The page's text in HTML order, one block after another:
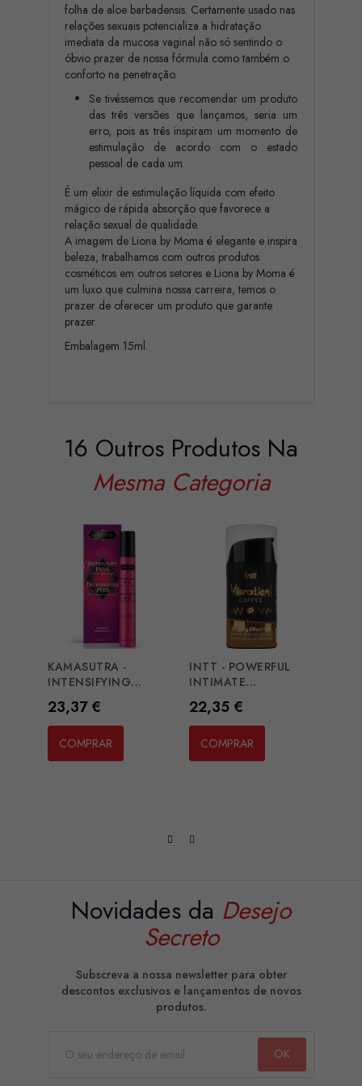
folha de aloe barbadensis. Certamente usado nas
relações sexuais potencializa a hidratação
imediata da mucosa vaginal não só sentindo o
óbvio prazer de nossa fórmula como também o
conforto na penetração.
Se tivéssemos que recomendar um produto
das três versões que lançamos, seria um
erro, pois as três inspiram um momento de
estimulação de acordo com o estado
pessoal de cada um.
É um elixir de estimulação líquida com efeito
mágico de rápida absorção que favorece a
relação sexual de qualidade.
A imagem de Liona by Moma é elegante e inspira
beleza, trabalhamos com outros produtos
cosméticos em outros setores e Liona by Moma é
um luxo que culmina nossa carreira, temos o
prazer de oferecer um produto que garante
prazer.
Embalagem 15ml.
16 Outros Produtos Na
Mesma Categoria
KAMASUTRA -
INTENSIFYING...
Preço
23,37 €
COMPRAR
INTT - POWERFUL
INTIMATE...
Preço
22,35 €
COMPRAR
Novidades da Desejo
Secreto
Subscreva a nossa newsletter para obter
descontos exclusivos e lançamentos de novos
produtos.